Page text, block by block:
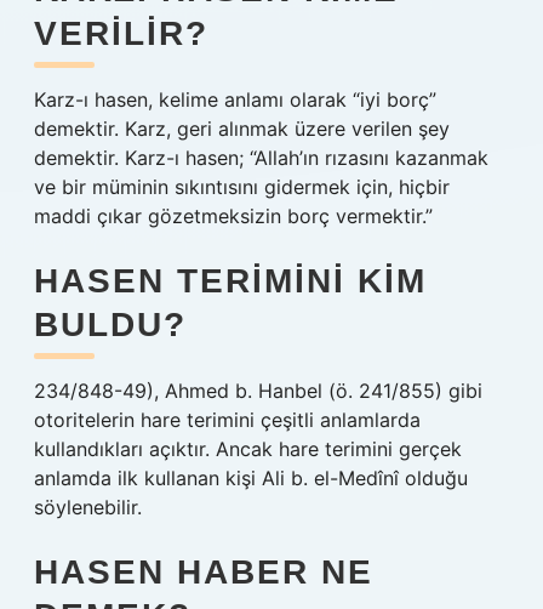
VERILIR?
Karz-ı hasen, kelime anlamı olarak “iyi borç”
demektir. Karz, geri alınmak üzere verilen şey
demektir. Karz-ı hasen; “Allah’ın rızasını kazanmak
ve bir müminin sıkıntısını gidermek için, hiçbir
maddi çıkar gözetmeksizin borç vermektir.”
HASEN TERIMINI KIM
BULDU?
234/848-49), Ahmed b. Hanbel (ö. 241/855) gibi
otoritelerin hare terimini çeşitli anlamlarda
kullandıkları açıktır. Ancak hare terimini gerçek
anlamda ilk kullanan kişi Ali b. el-Medînî olduğu
söylenebilir.
HASEN HABER NE